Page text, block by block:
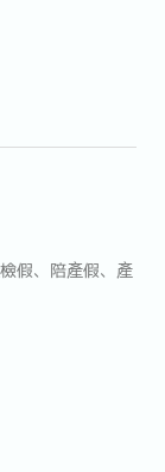
假、陪產假、產